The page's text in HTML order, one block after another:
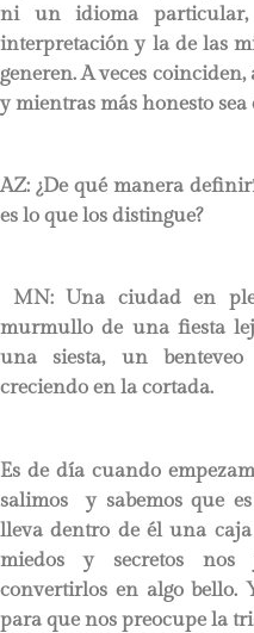
ni un idioma
interpretación y la de las
generen. A veces
y mientras más honesto sea
AZ: ¿De qué manera
es lo que los distingue?
MN: Una ciudad en
murmullo de una fiesta
una siesta, un
creciendo en la cortada.
Es de día cuando
salimos y sabemos que
lleva dentro de él una
miedos y secretos
convertirlos en algo bello.
para que nos preocupe la